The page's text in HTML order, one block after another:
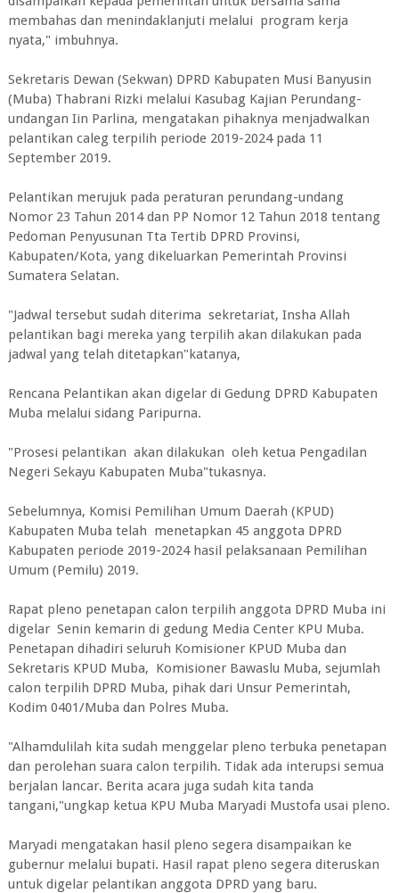
membahas dan menindaklanjuti melalui program kerja
nyata," imbuhnya.
Sekretaris Dewan (Sekwan) DPRD Kabupaten Musi Banyusin
(Muba) Thabrani Rizki melalui Kasubag Kajian Perundang-
undangan Iin Parlina, mengatakan pihaknya menjadwalkan
pelantikan caleg terpilih periode 2019-2024 pada 11
September 2019.
Pelantikan merujuk pada peraturan perundang-undang
Nomor 23 Tahun 2014 dan PP Nomor 12 Tahun 2018 tentang
Pedoman Penyusunan Tta Tertib DPRD Provinsi,
Kabupaten/Kota, yang dikeluarkan Pemerintah Provinsi
Sumatera Selatan.
"Jadwal tersebut sudah diterima sekretariat, Insha Allah
pelantikan bagi mereka yang terpilih akan dilakukan pada
jadwal yang telah ditetapkan"katanya,
Rencana Pelantikan akan digelar di Gedung DPRD Kabupaten
Muba melalui sidang Paripurna.
"Prosesi pelantikan akan dilakukan oleh ketua Pengadilan
Negeri Sekayu Kabupaten Muba"tukasnya.
Sebelumnya, Komisi Pemilihan Umum Daerah (KPUD)
Kabupaten Muba telah menetapkan 45 anggota DPRD
Kabupaten periode 2019-2024 hasil pelaksanaan Pemilihan
Umum (Pemilu) 2019.
Rapat pleno penetapan calon terpilih anggota DPRD Muba ini
digelar Senin kemarin di gedung Media Center KPU Muba.
Penetapan dihadiri seluruh Komisioner KPUD Muba dan
Sekretaris KPUD Muba, Komisioner Bawaslu Muba, sejumlah
calon terpilih DPRD Muba, pihak dari Unsur Pemerintah,
Kodim 0401/Muba dan Polres Muba.
"Alhamdulilah kita sudah menggelar pleno terbuka penetapan
dan perolehan suara calon terpilih. Tidak ada interupsi semua
berjalan lancar. Berita acara juga sudah kita tanda
tangani,"ungkap ketua KPU Muba Maryadi Mustofa usai pleno.
Maryadi mengatakan hasil pleno segera disampaikan ke
gubernur melalui bupati. Hasil rapat pleno segera diteruskan
untuk digelar pelantikan anggota DPRD yang baru.